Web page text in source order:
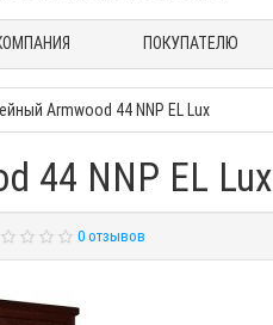
ПОКУПАТЕЛЮ
Armwood 44 NNP EL Lux
44 NNP EL Lux
0 отзывов